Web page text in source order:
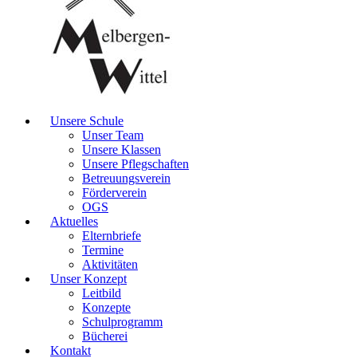
Unsere Schule
Unser Team
Unsere Klassen
Unsere Pflegschaften
Betreuungsverein
Förderverein
OGS
Aktuelles
Elternbriefe
Termine
Aktivitäten
Unser Konzept
Leitbild
Konzepte
Schulprogramm
Bücherei
Kontakt